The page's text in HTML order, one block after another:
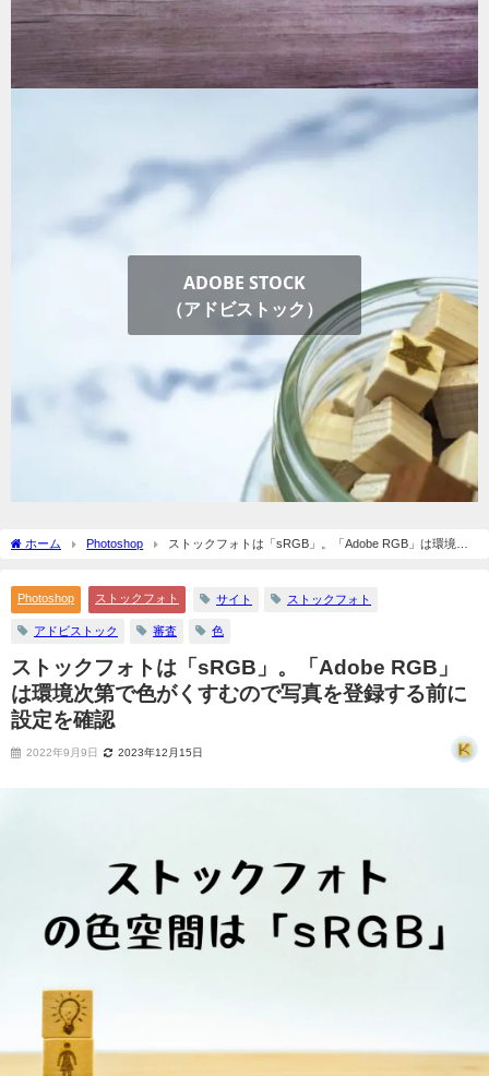
ADOBE STOCK
（アドビストック）
ホーム Photoshop
ストックフォトは「sRGB」。「Adobe RGB」は環境次
Photoshop ストックフォト サイト ストックフォト
アドビストック 審査 色
ストックフォトは「sRGB」。「Adobe RGB」
は環境次第で色がくすむので写真を登録する前に
設定を確認
2022年9月9日 2023年12月15日